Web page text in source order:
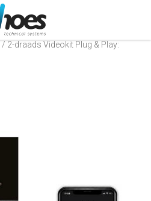
/ 2-draads Videokit Plug & Play: